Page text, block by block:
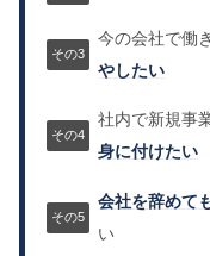
今の会社で働
やしたい
社内で新規事
身に付けたい
会社を辞めて
い